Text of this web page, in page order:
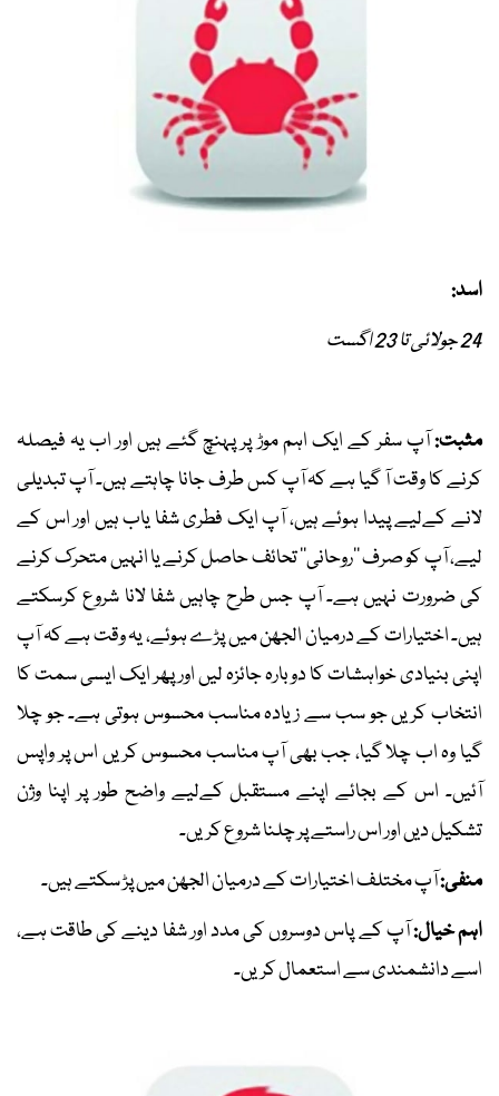
اسد:
24 جولائی تا 23 اگست
مثبت:آپ سفر کے ایک اہم موڑ پر پہنچ گئے ہیں اور اب یہ فیصلہ
کرنے کا وقت آ گیا ہے کہ آپ کس طرف جانا چاہتے ہیں۔ آپ تبدیلی
لانے کےلیے پیدا ہوئے ہیں، آپ ایک فطری شفا یاب ہیں اور اس کے
لیے، آپ کو صرف ’’روحانی‘‘ تحائف حاصل کرنے یا انہیں متحرک کرنے
کی ضرورت نہیں ہے۔ آپ جس طرح چاہیں شفا لانا شروع کرسکتے
ہیں۔ اختیارات کے درمیان الجھن میں پڑے ہوئے، یہ وقت ہے کہ آپ
اپنی بنیادی خواہشات کا دوبارہ جائزہ لیں اور پھر ایک ایسی سمت کا
انتخاب کریں جو سب سے زیادہ مناسب محسوس ہوتی ہے۔ جو چلا
گیا وہ اب چلا گیا، جب بھی آپ مناسب محسوس کریں اس پر واپس
آئیں۔ اس کے بجائے اپنے مستقبل کےلیے واضح طور پر اپنا وژن
تشکیل دیں اور اس راستے پر چلنا شروع کریں۔
منفی:آپ مختلف اختیارات کے درمیان الجھن میں پڑ سکتے ہیں۔
اہم خیال:آپ کے پاس دوسروں کی مدد اور شفا دینے کی طاقت ہے،
اسے دانشمندی سے استعمال کریں۔